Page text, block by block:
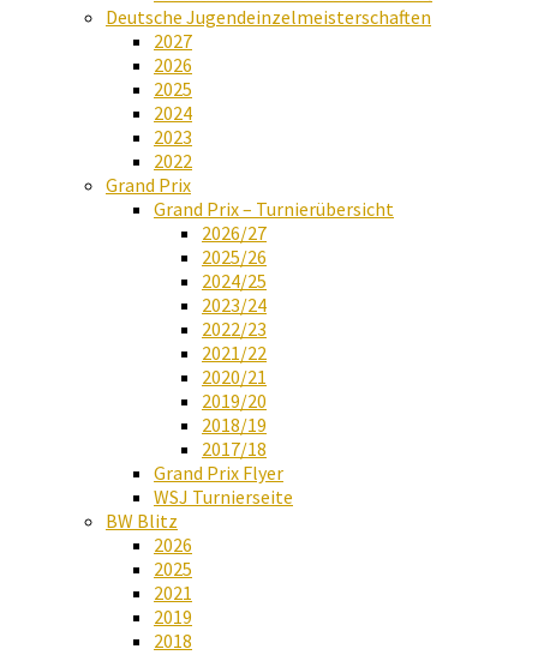
Deutsche Jugendeinzelmeisterschaften
2027
2026
2025
2024
2023
2022
Grand Prix
Grand Prix – Turnierübersicht
2026/27
2025/26
2024/25
2023/24
2022/23
2021/22
2020/21
2019/20
2018/19
2017/18
Grand Prix Flyer
WSJ Turnierseite
BW Blitz
2026
2025
2021
2019
2018